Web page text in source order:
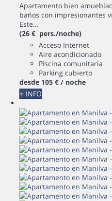
Apartamento bien
baños con impresionantes
Este...
(26 € pers./noche)
Acceso Internet
Aire acondicionado
Piscina comunitaria
Parking cubierto
desde 105 € / noche
+ INFO